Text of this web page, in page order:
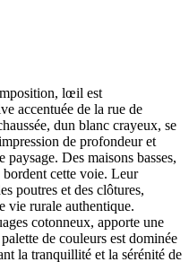
lœil est
accentuée de la rue de
dun blanc crayeux, se
de profondeur et
Des maisons basses,
bordent cette voie. Leur
poutres et des clôtures,
vie rurale authentique.
cotonneux, apporte une
de couleurs est dominée
la tranquillité et la sérénité de